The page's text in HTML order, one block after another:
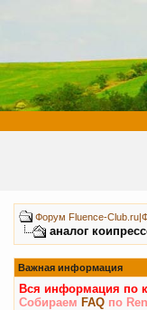
Форум Fluence-
аналог
Важная информация
Вся информация по
Собираем FAQ по